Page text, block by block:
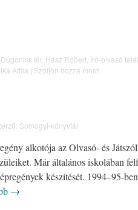
Dugonics tér, Hász Róbert Író-olvasó
Attila | Szóljon hozzá most!
Somogyi-könyvtár
alkotója az Olvasó- és
Már általános iskolában
készítését. 1994–95-
→